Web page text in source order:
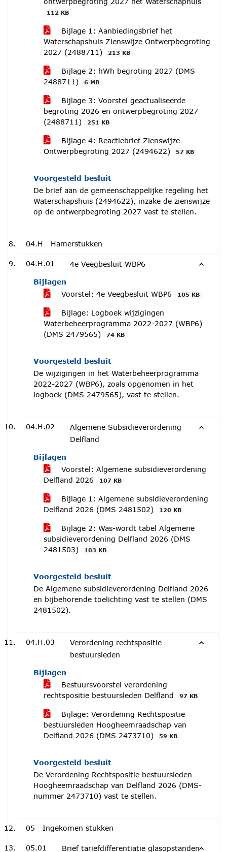
112 KB
Bijlage 1: Aanbiedingsbrief het
Waterschapshuis Zienswijze Ontwerpbegroting
2027 (2488711)
213 KB
Bijlage 2: hWh begroting 2027 (DMS
2488711)
6 MB
Bijlage 3: Voorstel geactualiseerde
begroting 2026 en ontwerpbegroting 2027
(2488711)
251 KB
Bijlage 4: Reactiebrief Zienswijze
Ontwerpbegroting 2027 (2494622)
57 KB
Voorgesteld besluit
De brief aan de gemeenschappelijke regeling het
Waterschapshuis (2494622), inzake de zienswijze
op de ontwerpbegroting 2027 vast te stellen.
04.H Hamerstukken
04.H.01 4e Veegbesluit WBP6
Bijlagen
Voorstel: 4e Veegbesluit WBP6
105 KB
Bijlage: Logboek wijzigingen
Waterbeheerprogramma 2022-2027 (WBP6)
(DMS 2479565)
74 KB
Voorgesteld besluit
De wijzigingen in het Waterbeheerprogramma
2022-2027 (WBP6), zoals opgenomen in het
logboek (DMS 2479565), vast te stellen.
04.H.02
Algemene Subsidieverordening
Delfland
Bijlagen
Voorstel: Algemene subsidieverordening
Delfland 2026
107 KB
Bijlage 1: Algemene subsidieverordening
Delfland 2026 (DMS 2481502)
120 KB
Bijlage 2: Was-wordt tabel Algemene
subsidieverordening Delfland 2026 (DMS
2481503)
103 KB
Voorgesteld besluit
De Algemene subsidieverordening Delfland 2026
en bijbehorende toelichting vast te stellen (DMS
2481502).
04.H.03
Verordening rechtspositie
bestuursleden
Bijlagen
Bestuursvoorstel verordening
rechtspositie bestuursleden Delfland
97 KB
Bijlage: Verordening Rechtspositie
bestuursleden Hoogheemraadschap van
Delfland 2026 (DMS 2473710)
59 KB
Voorgesteld besluit
De Verordening Rechtspositie bestuursleden
Hoogheemraadschap van Delfland 2026 (DMS-
nummer 2473710) vast te stellen.
05 Ingekomen stukken
05.01 Brief tariefdifferentiatie glasopstanden